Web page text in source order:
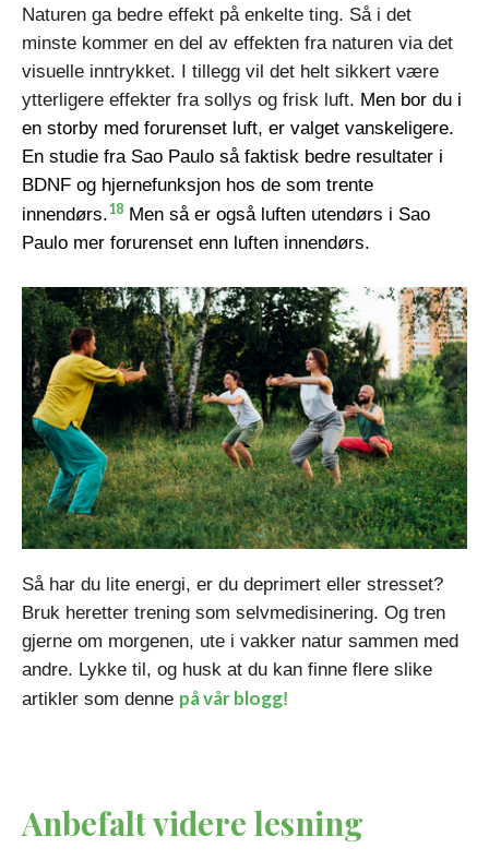
Naturen ga bedre effekt på enkelte ting. Så i det
minste kommer en del av effekten fra naturen via det
visuelle inntrykket. I tillegg vil det helt sikkert være
ytterligere effekter fra sollys og frisk luft. Men bor du i
en storby med forurenset luft, er valget vanskeligere.
En studie fra Sao Paulo så faktisk bedre resultater i
BDNF og hjernefunksjon hos de som trente
innendørs.18 Men så er også luften utendørs i Sao
Paulo mer forurenset enn luften innendørs.
Så har du lite energi, er du deprimert eller stresset?
Bruk heretter trening som selvmedisinering. Og tren
gjerne om morgenen, ute i vakker natur sammen med
andre. Lykke til, og husk at du kan finne flere slike
artikler som denne på vår blogg!
Anbefalt videre lesning